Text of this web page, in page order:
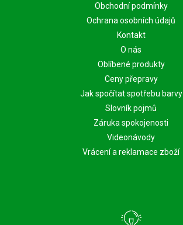
Obchodní podmínky
Ochrana osobních údajů
Kontakt
O nás
Oblíbené produkty
Ceny přepravy
Jak spočítat spotřebu barvy
Slovník pojmů
Záruka spokojenosti
Videonávody
Vrácení a reklamace zboží